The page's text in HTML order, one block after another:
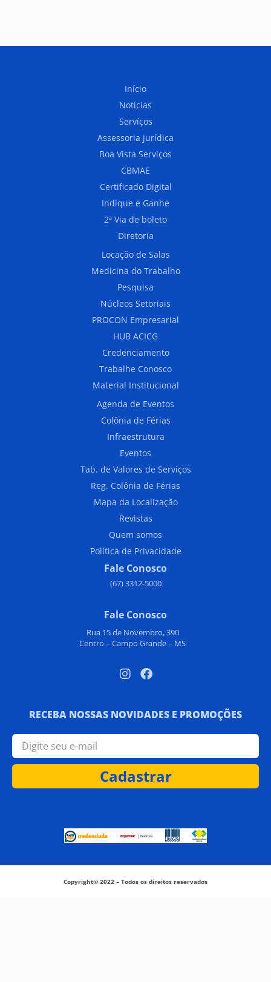
Início
Notícias
Servíços
Assessoria jurídica
Boa Vista Serviços
CBMAE
Certificado Digital
Indique e Ganhe
2ª Via de boleto
Diretoria
Locação de Salas
Medicina do Trabalho
Pesquisa
Núcleos Setoriais
PROCON Empresarial
HUB ACICG
Credenciamento
Trabalhe Conosco
Material Institucional
Agenda de Eventos
Colônia de Férias
Infraestrutura
Eventos
Tab. de Valores de Serviços
Reg. Colônia de Férias
Mapa da Localização
Revistas
Quem somos
Política de Privacidade
Fale Conosco
(67) 3312-5000
Fale Conosco
Rua 15 de Novembro, 390
Centro – Campo Grande – MS
RECEBA NOSSAS NOVIDADES E PROMOÇÕES
Cadastrar
Copyright© 2022 – Todos os direitos reservados